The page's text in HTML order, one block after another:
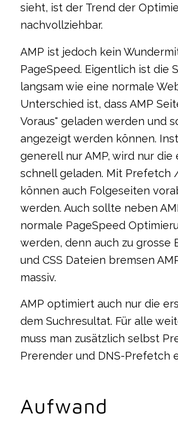
sieht, ist der Trend der
nachvollziehbar.
AMP ist jedoch kein
PageSpeed. Eigentlich ist die
langsam wie eine normale
Unterschied ist, dass AMP
Voraus" geladen werden und
angezeigt werden können.
generell nur AMP, wird nur die
schnell geladen. Mit Prefetch
können auch Folgeseiten
werden. Auch sollte neben
normale PageSpeed
werden, denn auch zu grosse
und CSS Dateien bremsen
massiv.
AMP optimiert auch nur die
dem Suchresultat. Für alle
muss man zusätzlich selbst
Prerender und DNS-Prefetch
Aufwand